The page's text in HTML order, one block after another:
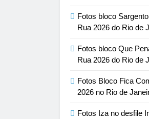
Fotos bloco
Rua 2026 do Rio de
Fotos bloco Que
Rua 2026 do Rio de
Fotos Bloco Fica
2026 no Rio de
Fotos Iza no desfile